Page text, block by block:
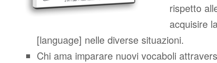
rispetto
acquisire
[language] nelle diverse situazioni.
Chi ama imparare nuovi vocaboli